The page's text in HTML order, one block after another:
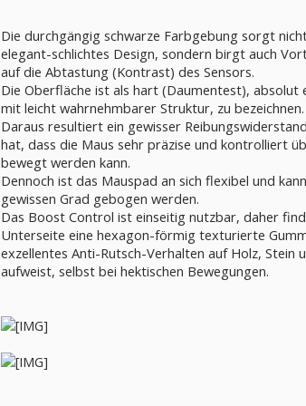
Die durchgängig schwarze Farbgebung sorgt
elegant-schlichtes Design, sondern birgt auch
auf die Abtastung (Kontrast) des Sensors.
Die Oberfläche ist als hart (Daumentest), absolut
mit leicht wahrnehmbarer Struktur, zu bezeichnen.
Daraus resultiert ein gewisser
hat, dass die Maus sehr präzise und kontrolliert
bewegt werden kann.
Dennoch ist das Mauspad an sich flexibel und
gewissen Grad gebogen werden.
Das Boost Control ist einseitig nutzbar, daher
Unterseite eine hexagon-förmig texturierte
exzellentes Anti-Rutsch-Verhalten auf Holz, Stein
aufweist, selbst bei hektischen Bewegungen.